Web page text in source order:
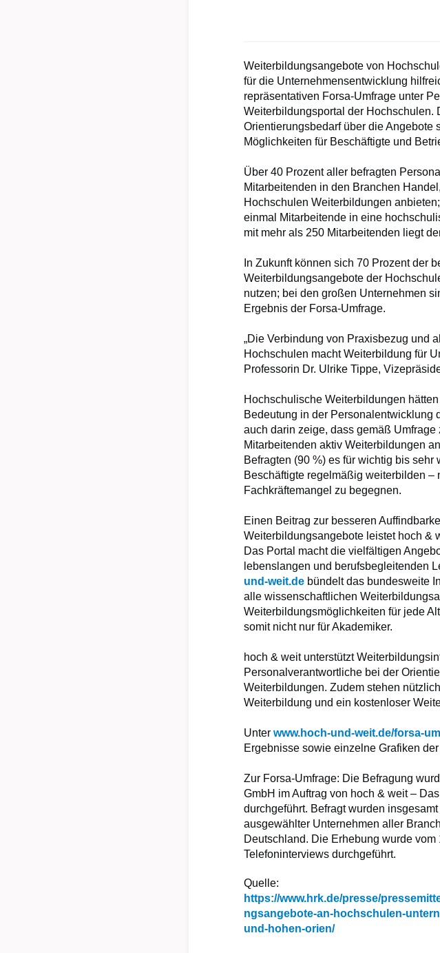
Weiterbildungsangebote von
für die Unternehmensentwicklung
repräsentativen Forsa-Umfrage unter
Weiterbildungsportal der
Orientierungsbedarf über die
Möglichkeiten für Beschäftigte und
Über 40 Prozent aller befragten
Mitarbeitenden in den Branchen
Hochschulen Weiterbildungen
einmal Mitarbeitende in eine
mit mehr als 250 Mitarbeitenden liegt
In Zukunft können sich 70 Prozent der
Weiterbildungsangebote der
nutzen; bei den großen Unternehmen
Ergebnis der Forsa-Umfrage.
„Die Verbindung von Praxisbezug und
Hochschulen macht Weiterbildung für
Professorin Dr. Ulrike Tippe,
Hochschulische Weiterbildungen
Bedeutung in der Personalentwicklung
auch darin zeige, dass gemäß
Mitarbeitenden aktiv Weiterbildungen
Befragten (90 %) es für wichtig bis
Beschäftigte regelmäßig weiterbilden –
Fachkräftemangel zu begegnen.
Einen Beitrag zur besseren
Weiterbildungsangebote leistet hoch &
Das Portal macht die vielfältigen
lebenslangen und berufsbegleitenden
und-weit.de bündelt das bundesweite
alle wissenschaftlichen
Weiterbildungsmöglichkeiten für jede
somit nicht nur für Akademiker.
hoch & weit unterstützt
Personalverantwortliche bei der
Weiterbildungen. Zudem stehen
Weiterbildung und ein kostenloser
Unter www.hoch-und-weit.de/forsa-
Ergebnisse sowie einzelne Grafiken
Zur Forsa-Umfrage: Die Befragung
GmbH im Auftrag von hoch & weit –
durchgeführt. Befragt wurden
ausgewählter Unternehmen aller
Deutschland. Die Erhebung wurde
Telefoninterviews durchgeführt.
Quelle:
https://www.hrk.de/presse/
ngsangebote-an-hochschulen-
und-hohen-orien/